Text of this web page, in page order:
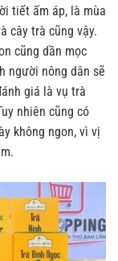
tiết ấm áp, là mùa
cây trà cũng vậy.
cũng dần mọc
người nông dân sẽ
giá là vụ trà
nhiên cũng có
không ngon, vì vị